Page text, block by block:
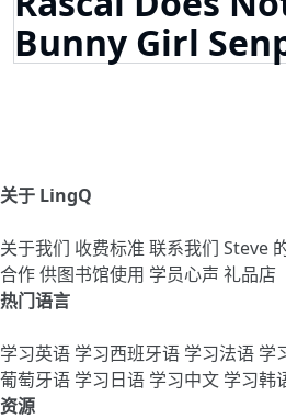
Bunny Girl
关于 LingQ
关于我们 收费标准 联系我们 Steve
合作供图书馆使用 学员心声 礼品店
热门语言
学习英语 学习西班牙语 学习法语 学
葡萄牙语 学习日语 学习中文 学习韩
资源